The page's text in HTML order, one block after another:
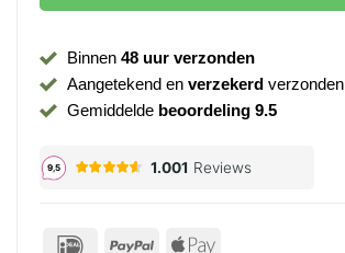
Binnen 48 uur verzonden
Aangetekend en verzekerdverzonden
Gemiddelde beoordeling 9.5
IDeal PayPal Apple